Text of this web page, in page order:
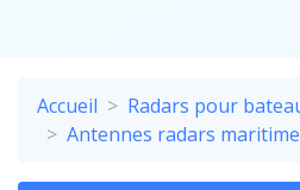
Accueil
Radars pour
Antennes radars